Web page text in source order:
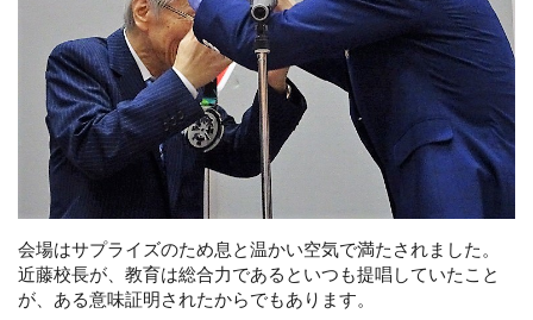
会場はサプライズのため息と温かい空気で満たされました。
近藤校長が、教育は総合力であるといつも提唱していたこと
が、ある意味証明されたからでもあります。